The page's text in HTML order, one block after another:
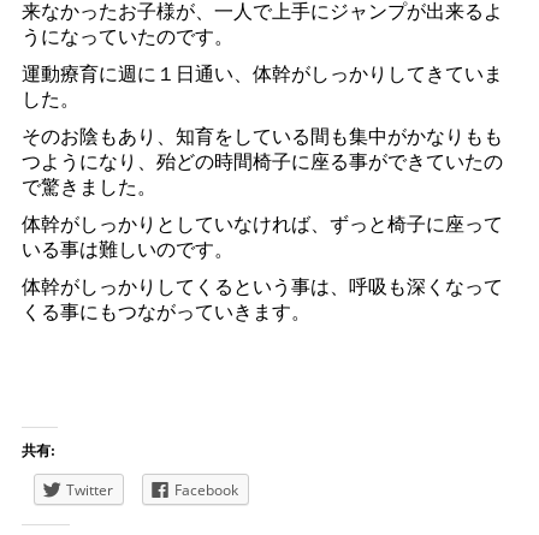
来なかったお子様が、一人で上手にジャンプが出来るよ
うになっていたのです。
運動療育に週に１日通い、体幹がしっかりしてきていま
した。
そのお陰もあり、知育をしている間も集中がかなりもも
つようになり、殆どの時間椅子に座る事ができていたの
で驚きました。
体幹がしっかりとしていなければ、ずっと椅子に座って
いる事は難しいのです。
体幹がしっかりしてくるという事は、呼吸も深くなって
くる事にもつながっていきます。
共有:
Twitter Facebook